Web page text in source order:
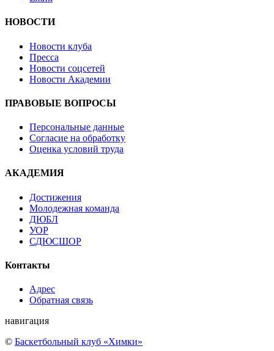
НОВОСТИ
Новости клуба
Пресса
Новости соцсетей
Новости Академии
ПРАВОВЫЕ ВОПРОСЫ
Персональные данные
Согласие на обработку
Оценка условий труда
АКАДЕМИЯ
Достижения
Молодежная команда
ДЮБЛ
УОР
СДЮСШОР
Контакты
Адрес
Обратная связь
навигация
© Баскетбольный клуб «Химки»